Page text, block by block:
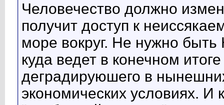
Человечество должно
получит доступ к
море вокруг. Не нужно
куда ведет в конечном
деградируюшего в
экономических условиях. И